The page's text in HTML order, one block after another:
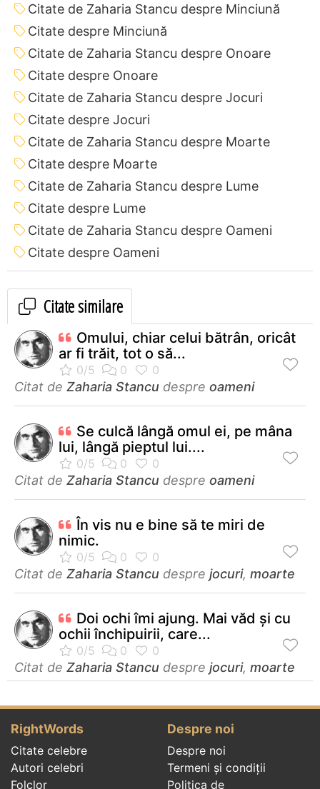
Citate de Zaharia Stancu despre Minciună
Citate despre Minciună
Citate de Zaharia Stancu despre Onoare
Citate despre Onoare
Citate de Zaharia Stancu despre Jocuri
Citate despre Jocuri
Citate de Zaharia Stancu despre Moarte
Citate despre Moarte
Citate de Zaharia Stancu despre Lume
Citate despre Lume
Citate de Zaharia Stancu despre Oameni
Citate despre Oameni
Citate similare
Omului, chiar celui bătrân, oricât
ar fi trăit, tot o să...
Citat de Zaharia Stancu despre oameni
Se culcă lângă omul ei, pe mâna
lui, lângă pieptul lui....
Citat de Zaharia Stancu despre oameni
În vis nu e bine să te miri de
nimic.
Citat de Zaharia Stancu despre jocuri, moarte
Doi ochi îmi ajung. Mai văd şi cu
ochii închipuirii, care...
Citat de Zaharia Stancu despre jocuri, moarte
RightWords
Citate celebre
Autori celebri
Folclor
Despre noi
Despre noi
Termeni și condiții
Politica de